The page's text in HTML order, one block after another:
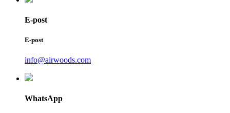
E-post
E-post
info@airwoods.com
WhatsApp